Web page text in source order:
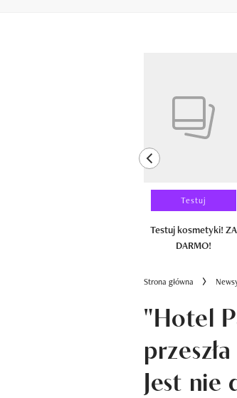
previous element
Testuj
Testuj kosmetyki! ZA
DARMO!
Strona główna
"Hotel
Jest nie